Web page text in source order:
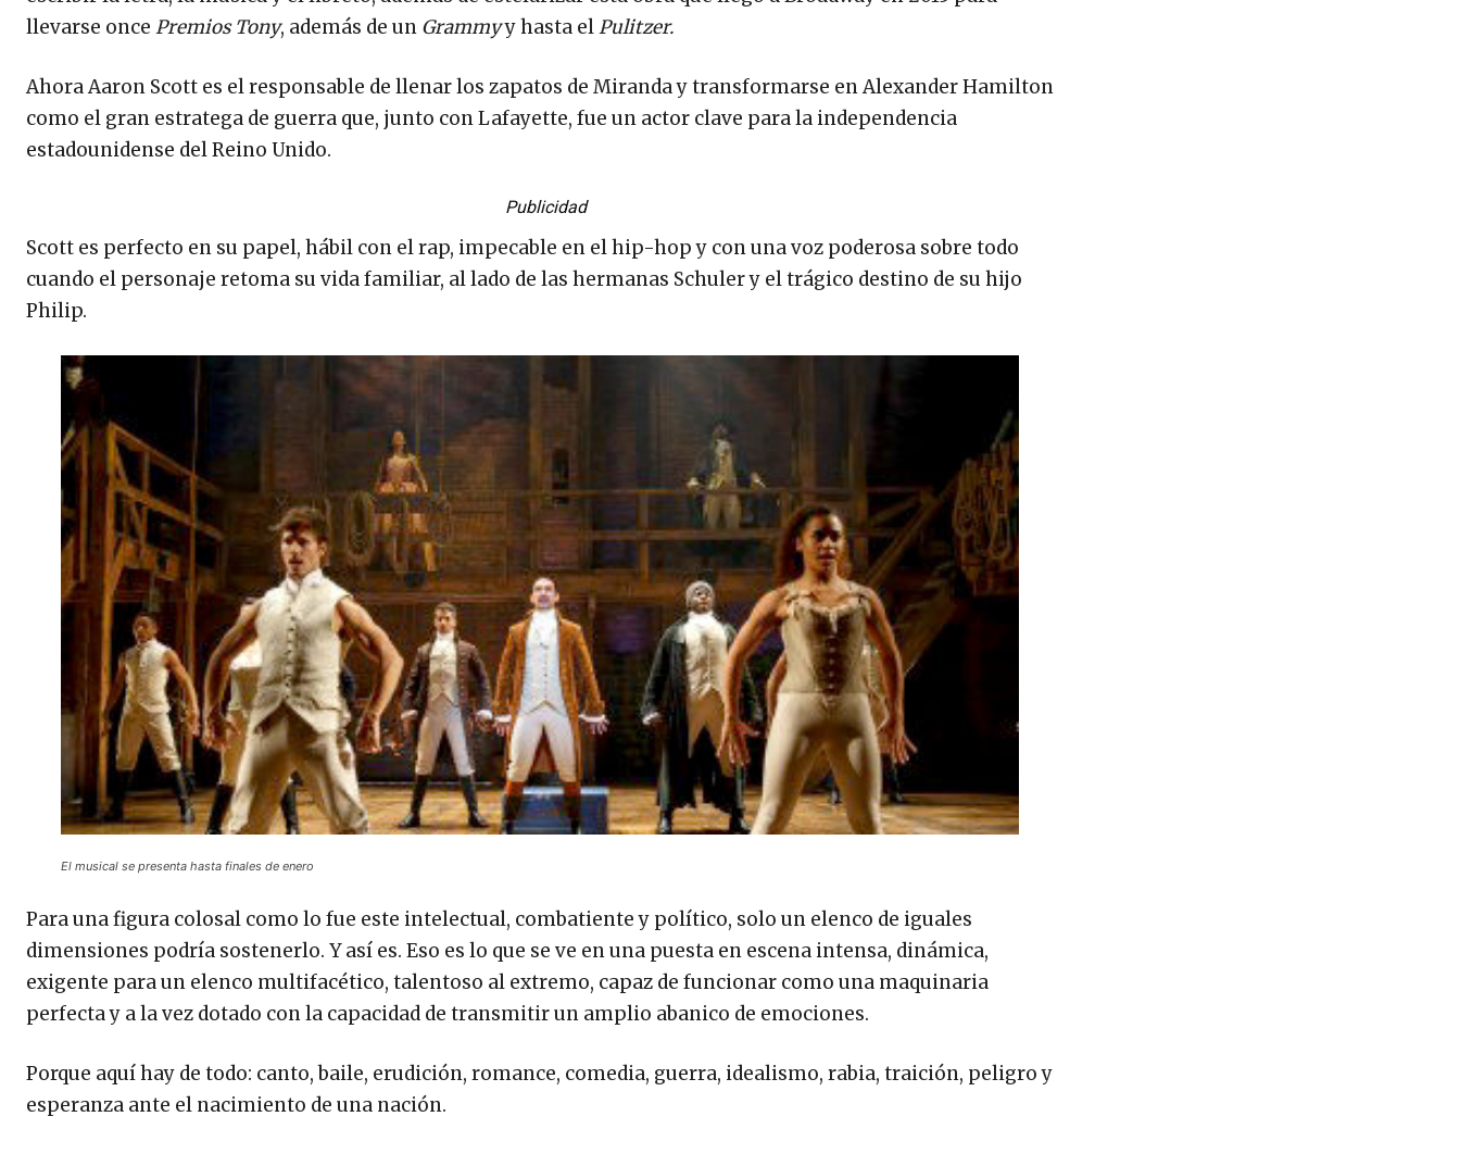
llevarse once Premios Tony, además de un Grammyy hasta elPulitzer.
Ahora Aaron Scott es el responsable de llenar los zapatos de Miranda y transformarse en Alexander Hamilton
como el gran estratega de guerra que, junto con Lafayette, fue un actor clave para la independencia
estadounidense del Reino Unido.
Publicidad
Scott es perfecto en su papel, hábil con el rap, impecable en el hip-hop y con una voz poderosa sobre todo
cuando el personaje retoma su vida familiar, al lado de las hermanas Schuler y el trágico destino de su hijo
Philip.
El musical se presenta hasta finales de enero
Para una figura colosal como lo fue este intelectual, combatiente y político, solo un elenco de iguales
dimensiones podría sostenerlo. Y así es. Eso es lo que se ve en una puesta en escena intensa, dinámica,
exigente para un elenco multifacético, talentoso al extremo, capaz de funcionar como una maquinaria
perfecta y a la vez dotado con la capacidad de transmitir un amplio abanico de emociones.
Porque aquí hay de todo: canto, baile, erudición, romance, comedia, guerra, idealismo, rabia, traición, peligro y
esperanza ante el nacimiento de una nación.